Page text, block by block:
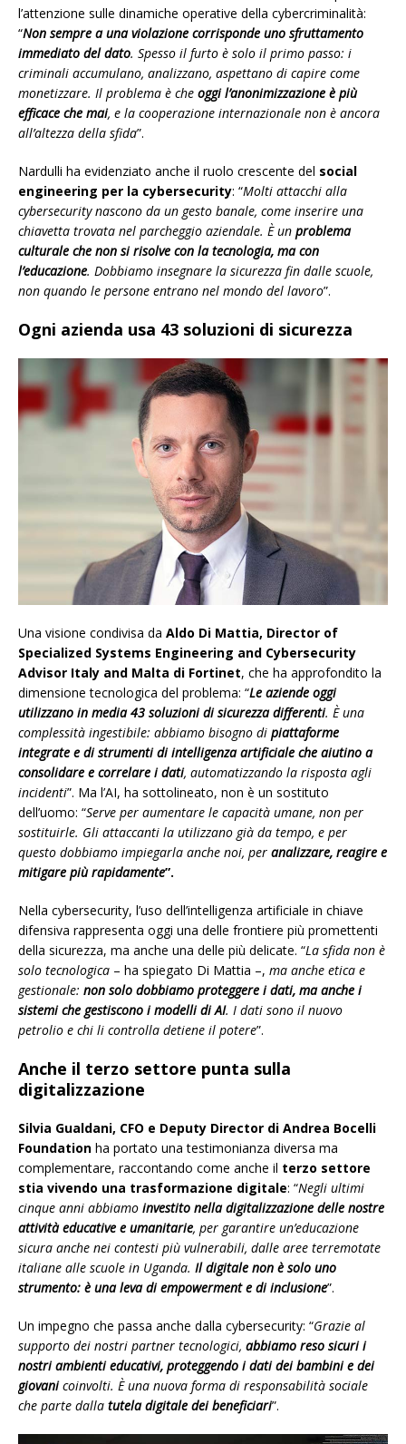
l’attenzione sulle dinamiche operative della cybercriminalità:
“Non sempre a una violazione corrisponde uno sfruttamento
immediato del dato. Spesso il furto è solo il primo passo: i
criminali accumulano, analizzano, aspettano di capire come
monetizzare. Il problema è che oggi l’anonimizzazione è più
efficace che mai, e la cooperazione internazionale non è ancora
all’altezza della sfida”.
Nardulli ha evidenziato anche il ruolo crescente del social
engineering per la cybersecurity: “Molti attacchi alla
cybersecurity nascono da un gesto banale, come inserire una
chiavetta trovata nel parcheggio aziendale. È un problema
culturale che non si risolve con la tecnologia, ma con
l’educazione. Dobbiamo insegnare la sicurezza fin dalle scuole,
non quando le persone entrano nel mondo del lavoro”.
Ogni azienda usa 43 soluzioni di sicurezza
Una visione condivisa da Aldo Di Mattia, Director of
Specialized Systems Engineering and Cybersecurity
Advisor Italy and Malta di Fortinet, che ha approfondito la
dimensione tecnologica del problema: “Le aziende oggi
utilizzano in media 43 soluzioni di sicurezza differenti. È una
complessità ingestibile: abbiamo bisogno di piattaforme
integrate e di strumenti di intelligenza artificiale che aiutino a
consolidare e correlare i dati, automatizzando la risposta agli
incidenti”. Ma l’AI, ha sottolineato, non è un sostituto
dell’uomo: “Serve per aumentare le capacità umane, non per
sostituirle. Gli attaccanti la utilizzano già da tempo, e per
questo dobbiamo impiegarla anche noi, per analizzare, reagire e
mitigare più rapidamente”.
Nella cybersecurity, l’uso dell’intelligenza artificiale in chiave
difensiva rappresenta oggi una delle frontiere più promettenti
della sicurezza, ma anche una delle più delicate. “La sfida non è
solo tecnologica – ha spiegato Di Mattia –, ma anche etica e
gestionale: non solo dobbiamo proteggere i dati, ma anche i
sistemi che gestiscono i modelli di AI. I dati sono il nuovo
petrolio e chi li controlla detiene il potere”.
Anche il terzo settore punta sulla
digitalizzazione
Silvia Gualdani, CFO e Deputy Director di Andrea Bocelli
Foundation ha portato una testimonianza diversa ma
complementare, raccontando come anche il terzo settore
stia vivendo una trasformazione digitale: “Negli ultimi
cinque anni abbiamo investito nella digitalizzazione delle nostre
attività educative e umanitarie, per garantire un’educazione
sicura anche nei contesti più vulnerabili, dalle aree terremotate
italiane alle scuole in Uganda. Il digitale non è solo uno
strumento: è una leva di empowerment e di inclusione”.
Un impegno che passa anche dalla cybersecurity: “Grazie al
supporto dei nostri partner tecnologici, abbiamo reso sicuri i
nostri ambienti educativi, proteggendo i dati dei bambini e dei
giovanicoinvolti. È una nuova forma di responsabilità sociale
che parte dalla tutela digitale dei beneficiari”.